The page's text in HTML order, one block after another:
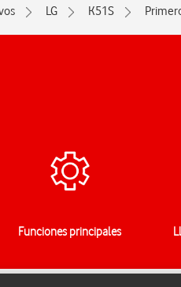
LG K51S
Funciones principales